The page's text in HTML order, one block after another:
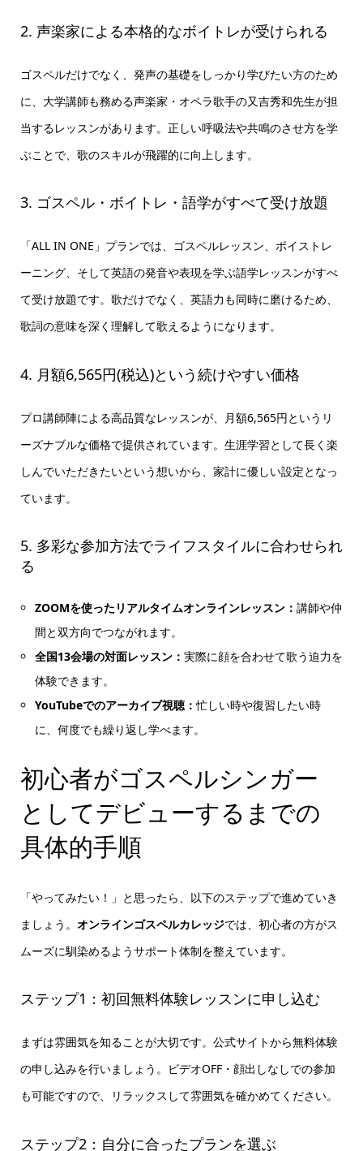
2. 声楽家による本格的なボイトレが受けられる
ゴスペルだけでなく、発声の基礎をしっかり学びたい方のため
に、大学講師も務める声楽家・オペラ歌手の又吉秀和先生が担
当するレッスンがあります。正しい呼吸法や共鳴のさせ方を学
ぶことで、歌のスキルが飛躍的に向上します。
3. ゴスペル・ボイトレ・語学がすべて受け放題
「ALL IN ONE」プランでは、ゴスペルレッスン、ボイストレ
ーニング、そして英語の発音や表現を学ぶ語学レッスンがすべ
て受け放題です。歌だけでなく、英語力も同時に磨けるため、
歌詞の意味を深く理解して歌えるようになります。
4. 月額6,565円(税込)という続けやすい価格
プロ講師陣による高品質なレッスンが、月額6,565円というリ
ーズナブルな価格で提供されています。生涯学習として長く楽
しんでいただきたいという想いから、家計に優しい設定となっ
ています。
5. 多彩な参加方法でライフスタイルに合わせられ
る
ZOOMを使ったリアルタイムオンラインレッスン：講師や仲
間と双方向でつながれます。
全国13会場の対面レッスン：実際に顔を合わせて歌う迫力を
体験できます。
YouTubeでのアーカイブ視聴：忙しい時や復習したい時
に、何度でも繰り返し学べます。
初心者がゴスペルシンガー
としてデビューするまでの
具体的手順
「やってみたい！」と思ったら、以下のステップで進めていき
ましょう。 オンラインゴスペルカレッジでは、初心者の方がス
ムーズに馴染めるようサポート体制を整えています。
ステップ1：初回無料体験レッスンに申し込む
まずは雰囲気を知ることが大切です。公式サイトから無料体験
の申し込みを行いましょう。ビデオOFF・顔出しなしでの参加
も可能ですので、リラックスして雰囲気を確かめてください。
ステップ2：自分に合ったプランを選ぶ